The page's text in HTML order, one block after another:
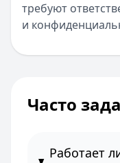
требуют
и
Часто
Работает